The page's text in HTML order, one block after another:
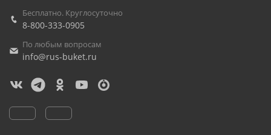
Бесплатно. Круглосуточно
8-800-333-0905
По любым вопросам
info@rus-buket.ru